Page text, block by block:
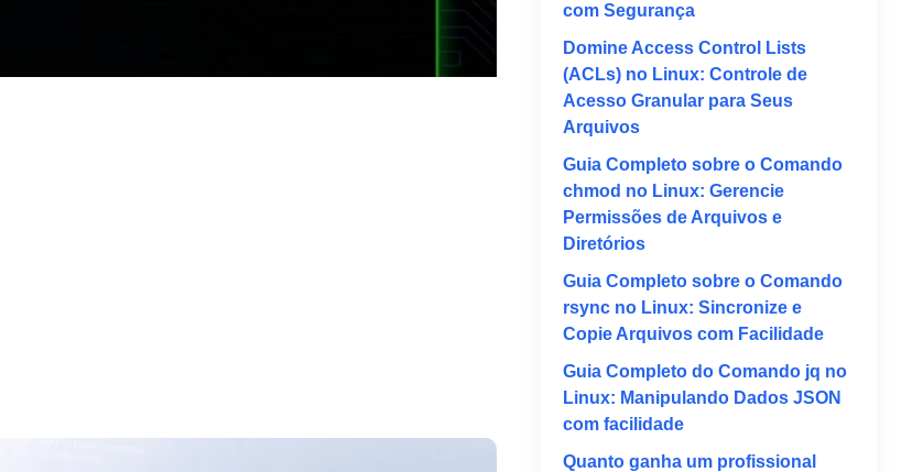
com Segurança
Domine Access Control Lists
(ACLs) no Linux: Controle de
Acesso Granular para Seus
Arquivos
Guia Completo sobre o Comando
chmod no Linux: Gerencie
Permissões de Arquivos e
Diretórios
Guia Completo sobre o Comando
rsync no Linux: Sincronize e
Copie Arquivos com Facilidade
Guia Completo do Comando jq no
Linux: Manipulando Dados JSON
com facilidade
Quanto ganha um profissional